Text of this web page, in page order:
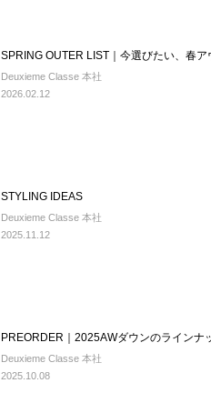
SPRING OUTER LIST｜今選びたい、春ア
Deuxieme Classe 本社
2026.02.12
STYLING IDEAS
Deuxieme Classe 本社
2025.11.12
PREORDER｜2025AWダウンのラインナ
Deuxieme Classe 本社
2025.10.08